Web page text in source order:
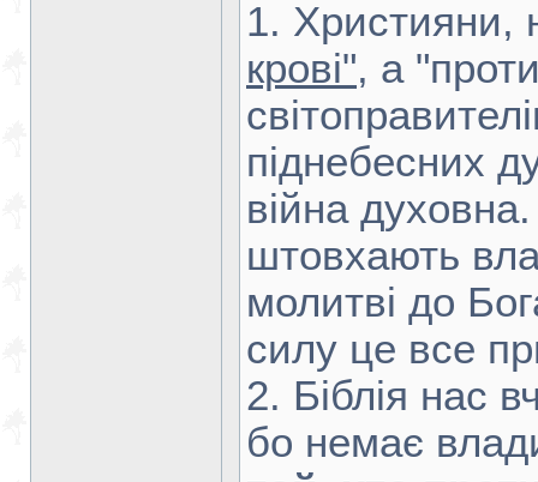
1. Християни,
крові", а
піднебесних
війна
штовхають
молитві до
силу це все
2. Біблія нас
бо немає